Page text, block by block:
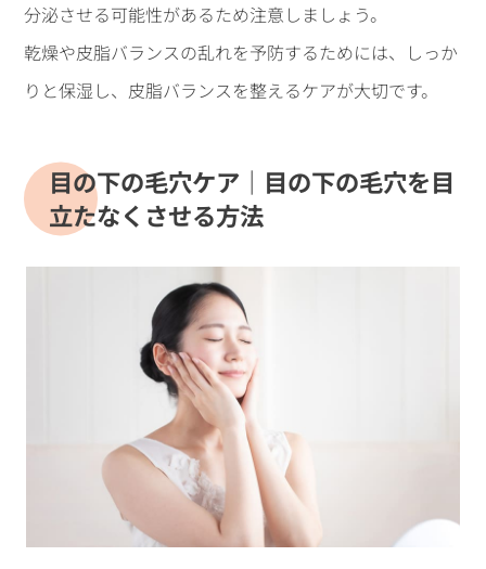
分泌させる可能性があるため注意しましょう。
乾燥や皮脂バランスの乱れを予防するためには、しっか
りと保湿し、皮脂バランスを整えるケアが大切です。
目の下の毛穴ケア｜目の下の毛穴を目
立たなくさせる方法